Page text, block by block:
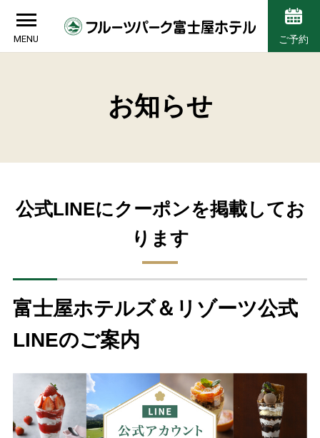
MENU ご予約
お知らせ
公式LINEにクーポンを掲載してお
ります
富士屋ホテルズ＆リゾーツ公式
LINEのご案内